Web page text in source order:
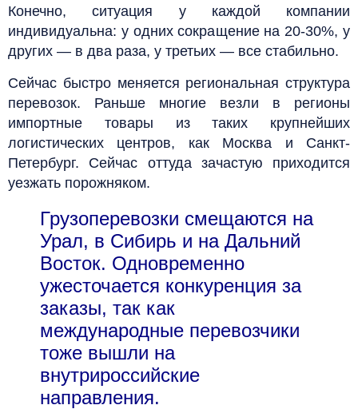
Конечно, ситуация у каждой компании
индивидуальна: у одних сокращение на 20-30%, у
других — в два раза, у третьих — все стабильно.
Сейчас быстро меняется региональная структура
перевозок. Раньше многие везли в регионы
импортные товары из таких крупнейших
логистических центров, как Москва и Санкт-
Петербург. Сейчас оттуда зачастую приходится
уезжать порожняком.
Грузоперевозки смещаются на
Урал, в Сибирь и на Дальний
Восток. Одновременно
ужесточается конкуренция за
заказы, так как
международные перевозчики
тоже вышли на
внутрироссийские
направления.